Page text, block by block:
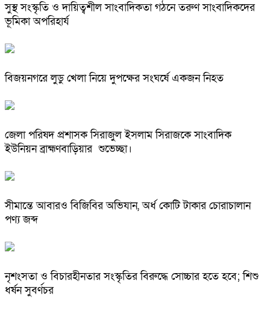
সুস্থ সংস্কৃতি ও দায়িত্বশীল সাংবাদিকতা গঠনে তরুণ সাংবাদিকদের
ভূমিকা অপরিহার্য
বিজয়নগরে লুডু খেলা নিয়ে দুপক্ষের সংঘর্ষে একজন নিহত
জেলা পরিষদ প্রশাসক সিরাজুল ইসলাম সিরাজকে সাংবাদিক
ইউনিয়ন ব্রাহ্মণবাড়িয়ার শুভেচ্ছা।
সীমান্তে আবারও বিজিবির অভিযান, অর্ধ কোটি টাকার চোরাচালান
পণ্য জব্দ
নৃশংসতা ও বিচারহীনতার সংস্কৃতির বিরুদ্ধে সোচ্চার হতে হবে; শিশু
ধর্ষন সুবর্ণচর